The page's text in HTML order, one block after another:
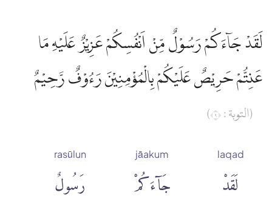
لَقَدْ جَاۤءَكُمْ رَسُوْلٌ مِّنْ اَنْفُسِكُمْ عَزِيْزٌ عَلَيْهِ مَا
عَنِتُّمْ حَرِيْصٌ عَلَيْكُمْ بِالْمُؤْمِنِيْنَ رَءُوْفٌ رَّحِيْمٌ
(التوبة : ٩)
laqad
لَقَدْ
jāakum
جَآءَكُمْ
rasūlun
رَسُولٌ